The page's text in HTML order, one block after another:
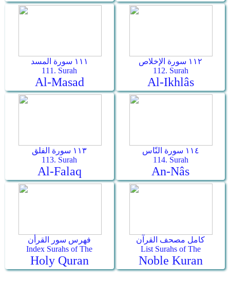
١١١ سورة المسد
111. Surah
Al-Masad
١١٢ سورة الإخلاص
112. Surah
Al-Ikhlâs
١١٣ سورة الفلق
113. Surah
Al-Falaq
١١٤ سورة النّاس
114. Surah
An-Nâs
فهرس سور القرأن
Index Surahs of The
Holy Quran
كامل مصحف القرآن
List Surahs of The
Noble Kuran